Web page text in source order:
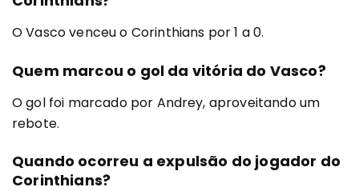
O Vasco venceu o Corinthians por 1 a 0.
Quem marcou o gol da vitória do Vasco?
O gol foi marcado por Andrey, aproveitando um
rebote.
Quando ocorreu a expulsão do jogador do
Corinthians?